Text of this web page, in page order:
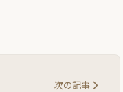
次の記事